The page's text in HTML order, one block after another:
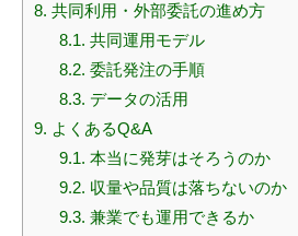
8. 共同利用・外部委託の進め方
8.1. 共同運用モデル
8.2. 委託発注の手順
8.3. データの活用
9. よくあるQ&A
9.1. 本当に発芽はそろうのか
9.2. 収量や品質は落ちないのか
9.3. 兼業でも運用できるか